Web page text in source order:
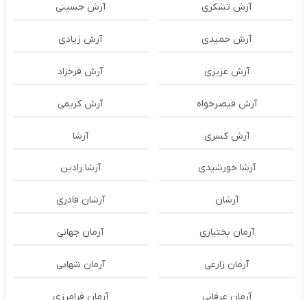
آرش تشکری آرش حسینی
آرش حمیدی آرش زیادی
آرش عزیزی آرش فرخزاد
آرش قیصرخواه آرش کریمی
آرش کسری آرشا
آرشا خورشیدی آرشا رادین
آرشان آرشان قادری
آرمان بختیاری آرمان جهانی
آرمان زارعی آرمان شهابی
آرمان عرفانی آرمان فرامرزی